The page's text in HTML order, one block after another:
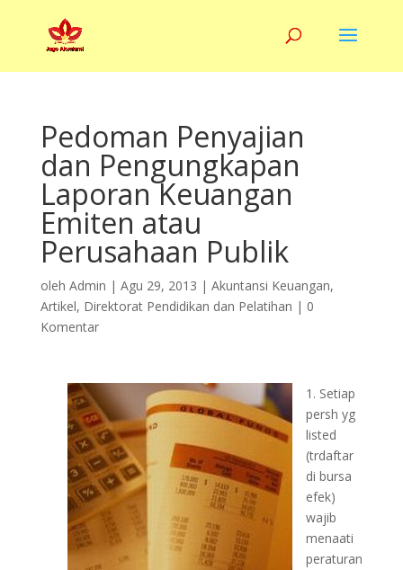
Pedoman Penyajian
dan Pengungkapan
Laporan Keuangan
Emiten atau
Perusahaan Publik
oleh Admin | Agu 29, 2013 | Akuntansi Keuangan,
Artikel, Direktorat Pendidikan dan Pelatihan | 0
Komentar
1. Setiap
persh yg
listed
(trdaftar
di bursa
efek)
wajib
menaati
peraturan